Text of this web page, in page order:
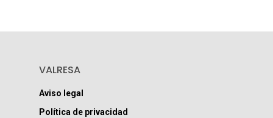
VALRESA
Aviso legal
Política de privacidad